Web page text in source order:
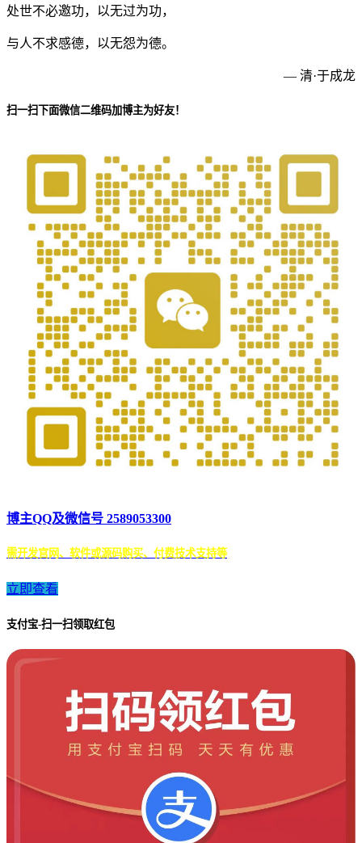
处世不必邀功，以无过为功，
与人不求感德，以无怨为德。
— 清·于成龙
扫一扫下面微信二维码加博主为好友！
博主QQ及微信号 2589053300
需开发官网、软件或源码购买、付费技术支持等
立即查看
支付宝-扫一扫领取红包